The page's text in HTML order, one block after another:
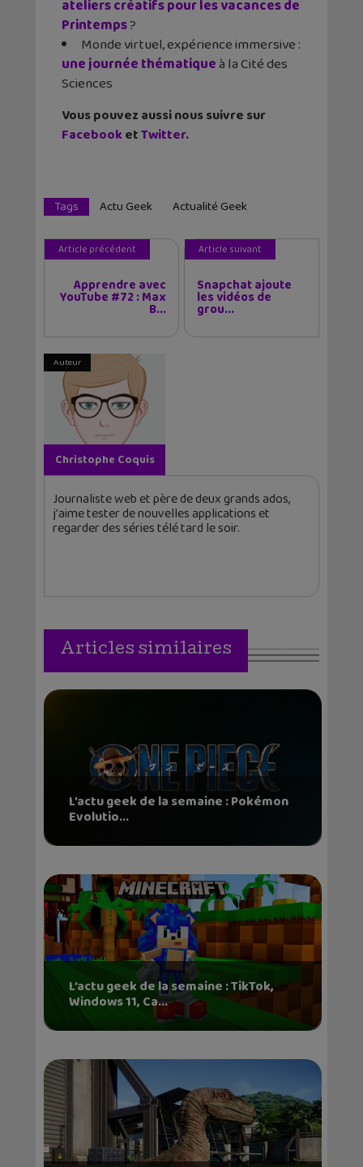
ateliers créatifs pour les vacances de
Printemps?
Monde virtuel, expérience immersive :
une journée thématiqueà la Cité des
Sciences
Vous pouvez aussi nous suivre sur
Facebook etTwitter.
Tags Actu Geek Actualité Geek
Article précédent
Apprendre avec
YouTube #72 : Max
B...
Article suivant
Snapchat ajoute
les vidéos de
grou...
Auteur
Christophe Coquis
Journaliste web et père de deux grands ados,
j'aime tester de nouvelles applications et
regarder des séries télé tard le soir.
Articles similaires
L’actu geek de la semaine : Pokémon
Evolutio...
L’actu geek de la semaine : TikTok,
Windows 11, Ca...